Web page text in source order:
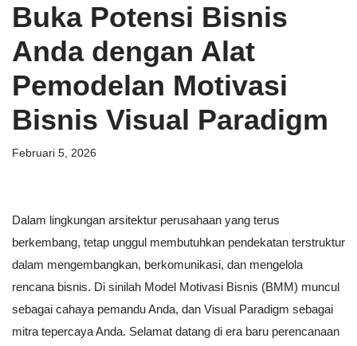
Buka Potensi Bisnis
Anda dengan Alat
Pemodelan Motivasi
Bisnis Visual Paradigm
Februari 5, 2026
Dalam lingkungan arsitektur perusahaan yang terus
berkembang, tetap unggul membutuhkan pendekatan terstruktur
dalam mengembangkan, berkomunikasi, dan mengelola
rencana bisnis. Di sinilah Model Motivasi Bisnis (BMM) muncul
sebagai cahaya pemandu Anda, dan Visual Paradigm sebagai
mitra tepercaya Anda. Selamat datang di era baru perencanaan